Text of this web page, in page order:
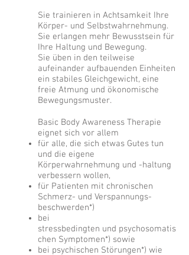
Sie trainieren in Achtsamkeit Ihre
Körper- und Selbstwahrnehmung.
Sie erlangen mehr Bewusstsein für
Ihre Haltung und Bewegung.
Sie üben in den teilweise
aufeinander aufbauenden Einheiten
ein stabiles Gleichgewicht, eine
freie Atmung und ökonomische
Bewegungsmuster.
Basic Body Awareness Therapie
eignet sich vor allem
für alle, die sich etwas Gutes tun
und die eigene
Körperwahrnehmung und -haltung
verbessern wollen,
für Patienten mit chronischen
Schmerz- und Verspannungs-
beschwerden*)
bei
stressbedingten und psychosomatis
chen Symptomen*) sowie
bei psychischen Störungen*) wie